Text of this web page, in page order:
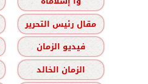
مقال رئيس التحرير
فيديو الزمان
الزمان الخالد